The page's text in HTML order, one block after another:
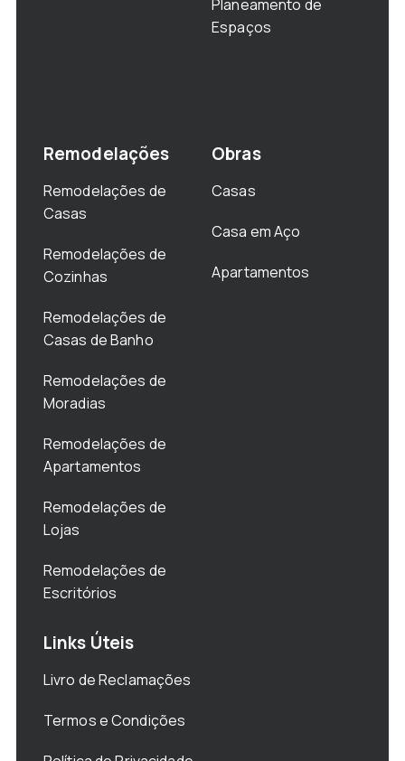
Planeamento de
Espaços
Remodelações
Remodelações de
Casas
Remodelações de
Cozinhas
Remodelações de
Casas de Banho
Remodelações de
Moradias
Remodelações de
Apartamentos
Remodelações de
Lojas
Remodelações de
Escritórios
Obras
Casas
Casa em Aço
Apartamentos
Links Úteis
Livro de Reclamações
Termos e Condições